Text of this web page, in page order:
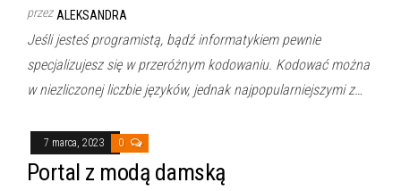
przez ALEKSANDRA
Jeśli jesteś programistą, bądź informatykiem pewnie
specjalizujesz się w przeróżnym kodowaniu. Kodować można
w niezliczonej liczbie języków, jednak najpopularniejszymi z…
7 marca, 2023 0
Portal z modą damską